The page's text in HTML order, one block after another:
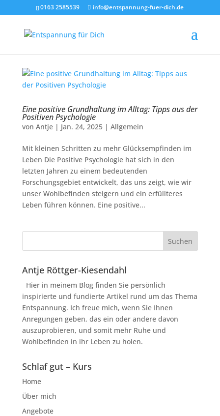
0163 2585539 info@entspannung-fuer-dich.de
Eine positive Grundhaltung im Alltag: Tipps aus der
Positiven Psychologie
von Antje| Jan. 24, 2025| Allgemein
Mit kleinen Schritten zu mehr Glücksempfinden im
Leben Die Positive Psychologie hat sich in den
letzten Jahren zu einem bedeutenden
Forschungsgebiet entwickelt, das uns zeigt, wie wir
unser Wohlbefinden steigern und ein erfüllteres
Leben führen können. Eine positive...
Antje Röttger-Kiesendahl
Hier in meinem Blog finden Sie persönlich
inspirierte und fundierte Artikel rund um das Thema
Entspannung. Ich freue mich, wenn Sie Ihnen
Anregungen geben, das ein oder andere davon
auszuprobieren, und somit mehr Ruhe und
Wohlbefinden in ihr Leben zu holen.
Schlaf gut – Kurs
Home
Über mich
Angebote